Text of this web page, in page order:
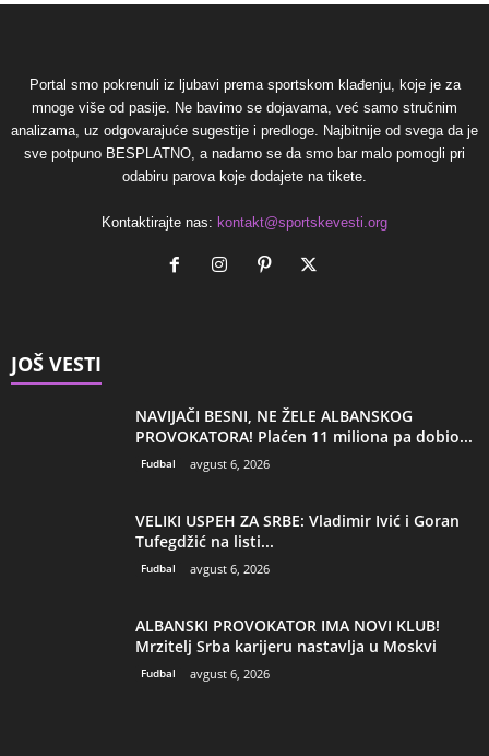
Portal smo pokrenuli iz ljubavi prema sportskom klađenju, koje je za
mnoge više od pasije. Ne bavimo se dojavama, već samo stručnim
analizama, uz odgovarajuće sugestije i predloge. Najbitnije od svega da je
sve potpuno BESPLATNO, a nadamo se da smo bar malo pomogli pri
odabiru parova koje dodajete na tikete.
Kontaktirajte nas: kontakt@sportskevesti.org
JOŠ VESTI
NAVIJAČI BESNI, NE ŽELE ALBANSKOG
PROVOKATORA! Plaćen 11 miliona pa dobio...
Fudbal avgust 6, 2026
VELIKI USPEH ZA SRBE: Vladimir Ivić i Goran
Tufegdžić na listi...
Fudbal avgust 6, 2026
ALBANSKI PROVOKATOR IMA NOVI KLUB!
Mrzitelj Srba karijeru nastavlja u Moskvi
Fudbal avgust 6, 2026